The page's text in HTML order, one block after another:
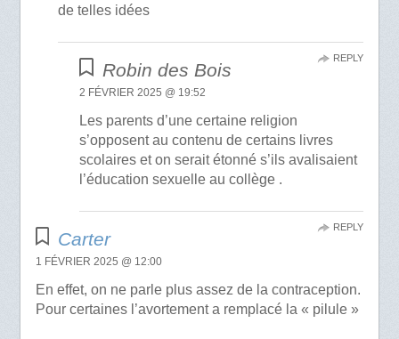
de telles idées
Robin des Bois
2 FÉVRIER 2025 @ 19:52
Les parents d’une certaine religion
s’opposent au contenu de certains livres
scolaires et on serait étonné s’ils avalisaient
l’éducation sexuelle au collège .
REPLY
Carter
1 FÉVRIER 2025 @ 12:00
En effet, on ne parle plus assez de la contraception.
Pour certaines l’avortement a remplacé la « pilule »
REPLY